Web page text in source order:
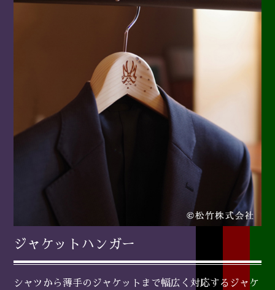
ジャケットハンガー
シャツから薄手のジャケットまで幅広く対応するジャケ